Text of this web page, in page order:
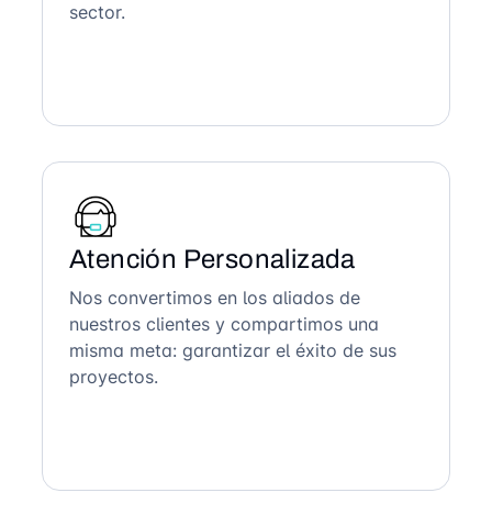
sector.
Atención Personalizada
Nos convertimos en los aliados de
nuestros clientes y compartimos una
misma meta: garantizar el éxito de sus
proyectos.